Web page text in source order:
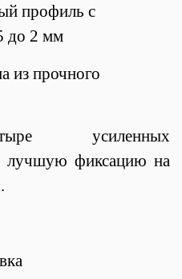
профиль с
до 2 мм
из прочного
усиленных
лучшую фиксацию на